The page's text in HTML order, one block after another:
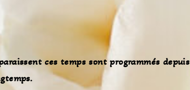
ces temps sont programmés depuis